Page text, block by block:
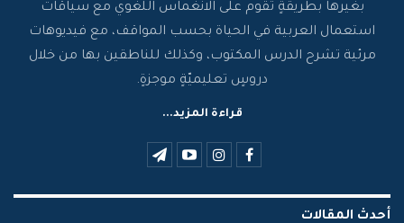
بغيرها بطريقةٍ تقوم على الانغماس اللّغوي مع سياقات
استعمال العربية في الحياة بحسب المواقف، مع فيديوهات
مرئية تشرح الدرس المكتوب، وكذلك للناطقين بها من خلال
دروسٍ تعليميّةٍ موجزةٍ.
قراءة المزيد...
أحدث المقالات